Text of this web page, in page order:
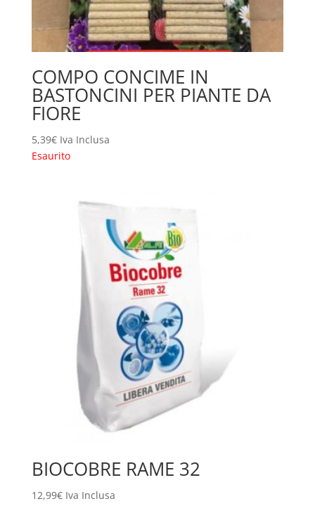
COMPO CONCIME IN
BASTONCINI PER PIANTE DA
FIORE
5,39€ Iva Inclusa
Esaurito
BIOCOBRE RAME 32
12,99€ Iva Inclusa